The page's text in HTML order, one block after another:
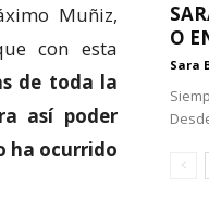
Muñiz,
con esta
de toda la
así poder
ha ocurrido
O
Sara